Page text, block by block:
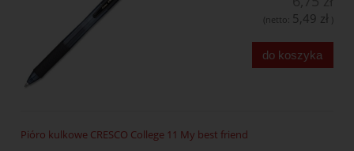
(netto: 5,49 zł )
do koszyka
Pióro kulkowe CRESCO College 11 My best friend